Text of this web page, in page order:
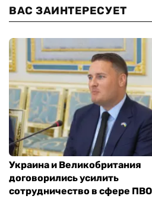
ВАС ЗАИНТЕРЕСУЕТ
Украина и Великобритания
договорились усилить
сотрудничество в сфере ПВО